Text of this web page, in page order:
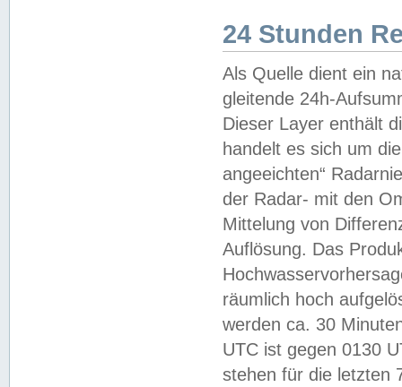
24 Stunden
Als Quelle dient ein
gleitende 24h-
Dieser Layer enthält
handelt es sich um
angeeichten“
der Radar- mit den
Mittelung von
Auflösung. Das
räumlich hoch
werden ca. 30
UTC ist gegen 0130
stehen für die letzten